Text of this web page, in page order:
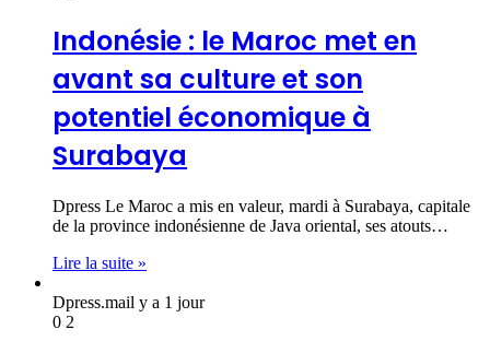
Indonésie : le Maroc met en
avant sa culture et son
potentiel économique à
Surabaya
Dpress Le Maroc a mis en valeur, mardi à Surabaya, capitale
de la province indonésienne de Java oriental, ses atouts…
Lire la suite »
Dpress.mail y a 1 jour
0 2